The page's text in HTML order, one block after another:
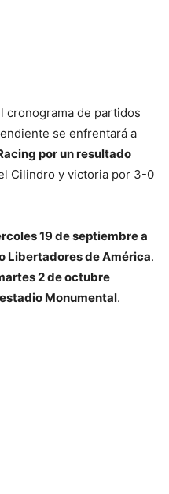
cronograma de partidos
se enfrentará a
por un resultado
Cilindro y victoria por 3-0
19 de septiembre a
Libertadores de América.
2 de octubre
Monumental.